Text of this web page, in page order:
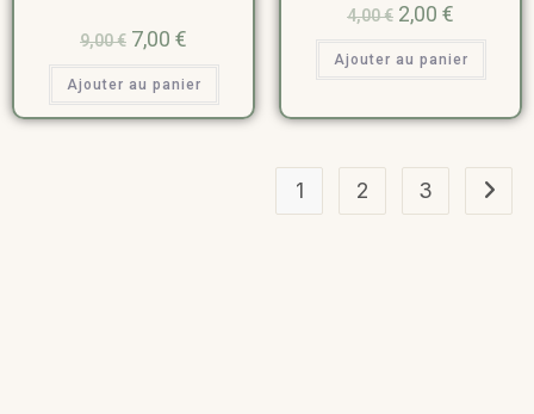
9,00€ 7,00 €
Ajouter au panier
4,00€ 2,00 €
Ajouter au panier
1 2 3